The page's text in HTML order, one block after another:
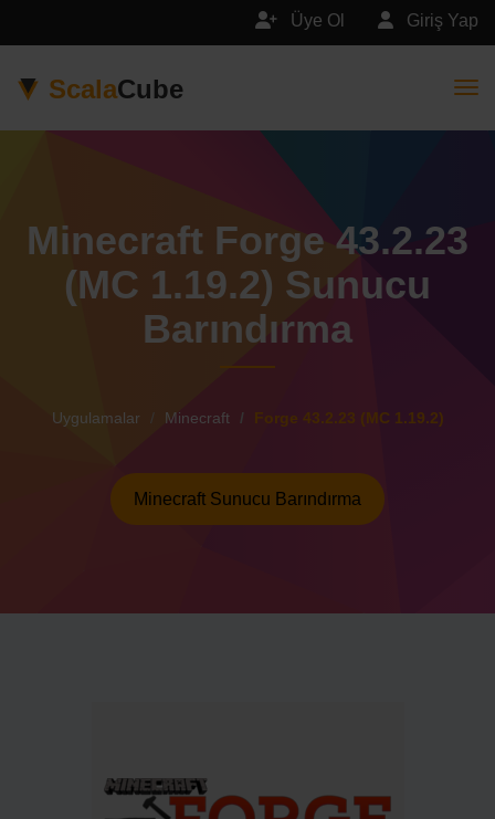
Giriş Yap
Üye Ol
ScalaCube
Minecraft Forge 43.2.23
(MC 1.19.2) Sunucu
Barındırma
Uygulamalar Minecraft Forge 43.2.23 (MC 1.19.2)
Minecraft Sunucu Barındırma